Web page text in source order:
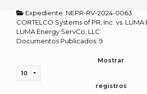
Expediente: NEPR-RV-2024-0063
CORTELCO Systems of PR, Inc. vs. LUMA
LUMA Energy ServCo, LLC
Documentos Publicados: 9
Mostrar
registros